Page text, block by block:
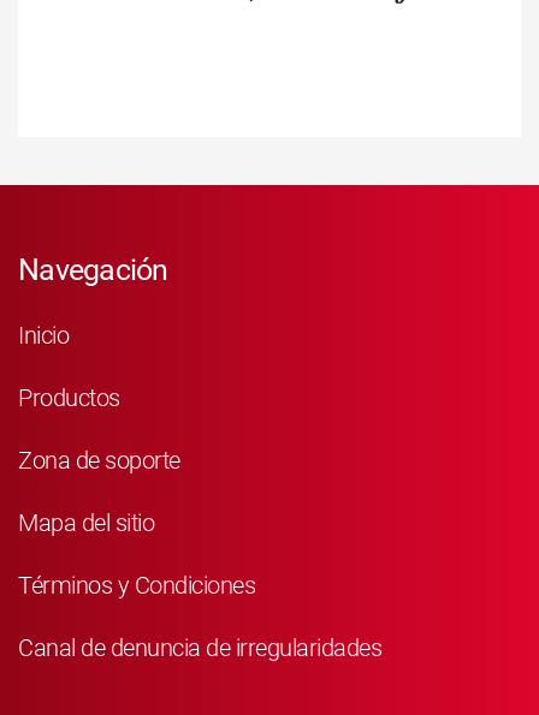
Navegación
Inicio
Productos
Zona de soporte
Mapa del sitio
Términos y Condiciones
Canal de denuncia de irregularidades